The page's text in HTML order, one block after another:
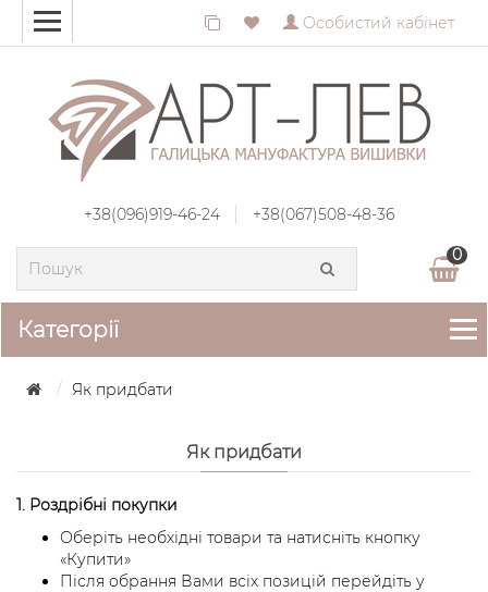
Особистий кабінет
+38(096)919-46-24 +38(067)508-48-36
0
Категорії
Як придбати
Як придбати
1. Роздрібні покупки
Оберіть необхідні товари та натисніть кнопку
«Купити»
Після обрання Вами всіх позицій перейдіть у